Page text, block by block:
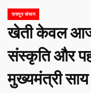
रायपुर संभाग
खेती केवल
संस्कृति और
मुख्यमंत्री साय